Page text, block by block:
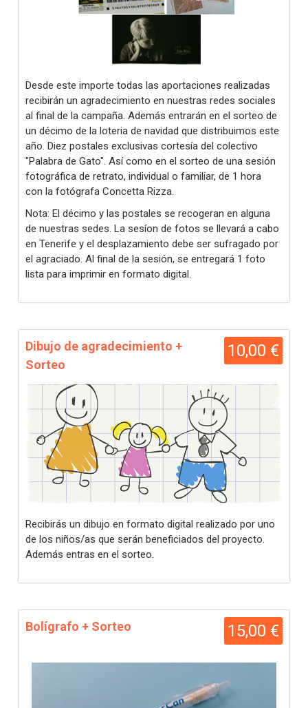
Desde este importe todas las aportaciones realizadas
recibirán un agradecimiento en nuestras redes sociales
al final de la campaña. Además entrarán en el sorteo de
un décimo de la loteria de navidad que distribuimos este
año. Diez postales exclusivas cortesía del colectivo
"Palabra de Gato". Así como en el sorteo de una sesión
fotográfica de retrato, individual o familiar, de 1 hora
con la fotógrafa Concetta Rizza.
Nota: El décimo y las postales se recogeran en alguna
de nuestras sedes. La sesíon de fotos se llevará a cabo
en Tenerife y el desplazamiento debe ser sufragado por
el agraciado. Al final de la sesión, se entregará 1 foto
lista para imprimir en formato digital.
10,00 €
Dibujo de agradecimiento +
Sorteo
Recibirás un dibujo en formato digital realizado por uno
de los niños/as que serán beneficiados del proyecto.
Además entras en el sorteo.
15,00 €
Bolígrafo + Sorteo